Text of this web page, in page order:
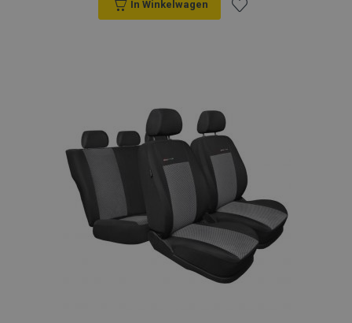
In Winkelwagen
verlanglijst